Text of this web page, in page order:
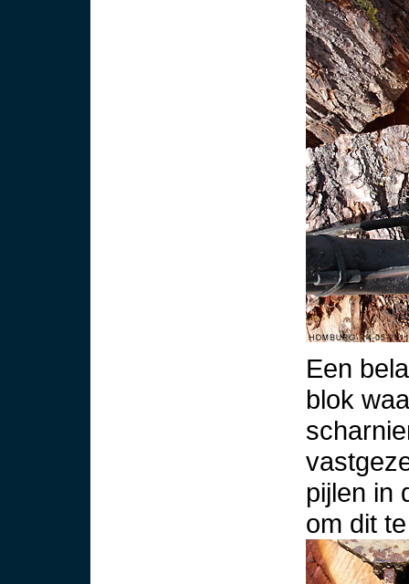
Een
blok
pijlen in
om dit